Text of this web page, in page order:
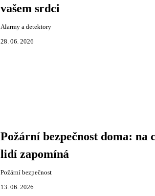
vašem srdci
Alarmy a detektory
28. 06. 2026
Požární bezpečnost doma: na
lidí zapomíná
Požární bezpečnost
13. 06. 2026